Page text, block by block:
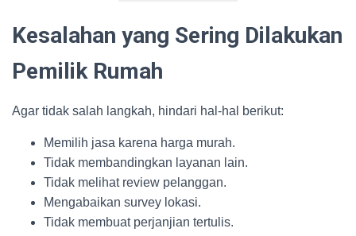
Kesalahan yang Sering Dilakukan
Pemilik Rumah
Agar tidak salah langkah, hindari hal-hal berikut:
Memilih jasa karena harga murah.
Tidak membandingkan layanan lain.
Tidak melihat review pelanggan.
Mengabaikan survey lokasi.
Tidak membuat perjanjian tertulis.